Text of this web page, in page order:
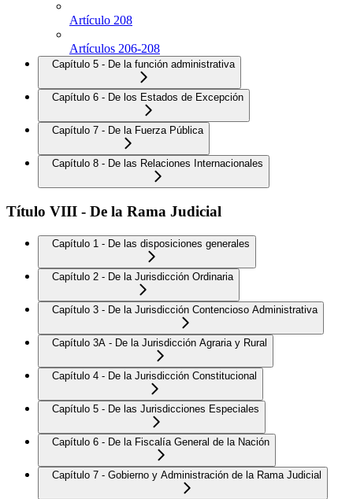
Artículo 208
Artículos 206-208
Capítulo 5 - De la función administrativa
Capítulo 6 - De los Estados de Excepción
Capítulo 7 - De la Fuerza Pública
Capítulo 8 - De las Relaciones Internacionales
Título VIII - De la Rama Judicial
Capítulo 1 - De las disposiciones generales
Capítulo 2 - De la Jurisdicción Ordinaria
Capítulo 3 - De la Jurisdicción Contencioso Administrativa
Capítulo 3A - De la Jurisdicción Agraria y Rural
Capítulo 4 - De la Jurisdicción Constitucional
Capítulo 5 - De las Jurisdicciones Especiales
Capítulo 6 - De la Fiscalía General de la Nación
Capítulo 7 - Gobierno y Administración de la Rama Judicial